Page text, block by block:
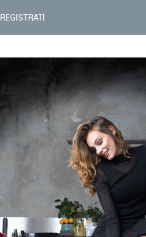
REGISTRATI